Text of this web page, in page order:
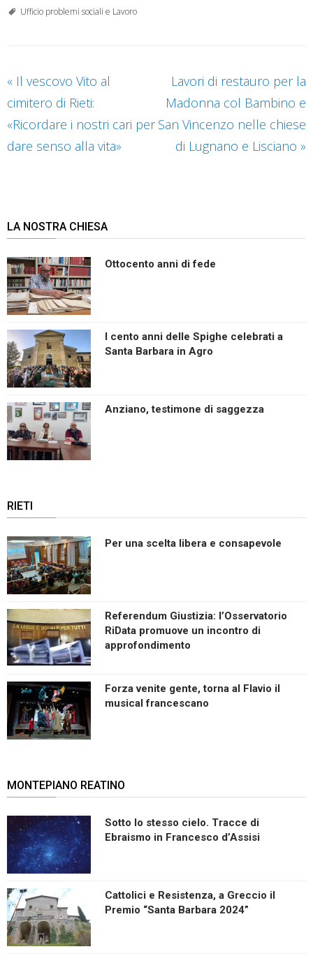
Ufficio problemi sociali e Lavoro
« Il vescovo Vito al
cimitero di Rieti:
«Ricordare i nostri cari per
dare senso alla vita»
Lavori di restauro per la
Madonna col Bambino e
San Vincenzo nelle chiese
di Lugnano e Lisciano »
LA NOSTRA CHIESA
Ottocento anni di fede
I cento anni delle Spighe celebrati a
Santa Barbara in Agro
Anziano, testimone di saggezza
RIETI
Per una scelta libera e consapevole
Referendum Giustizia: l’Osservatorio
RiData promuove un incontro di
approfondimento
Forza venite gente, torna al Flavio il
musical francescano
MONTEPIANO REATINO
Sotto lo stesso cielo. Tracce di
Ebraismo in Francesco d’Assisi
Cattolici e Resistenza, a Greccio il
Premio “Santa Barbara 2024”